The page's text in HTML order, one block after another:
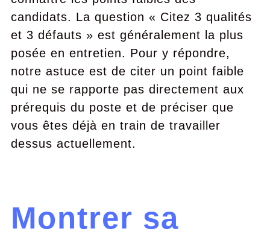
candidats. La question « Citez 3 qualités
et 3 défauts » est généralement la plus
posée en entretien. Pour y répondre,
notre astuce est de citer un point faible
qui ne se rapporte pas directement aux
prérequis du poste et de préciser que
vous êtes déjà en train de travailler
dessus actuellement.
Montrer sa